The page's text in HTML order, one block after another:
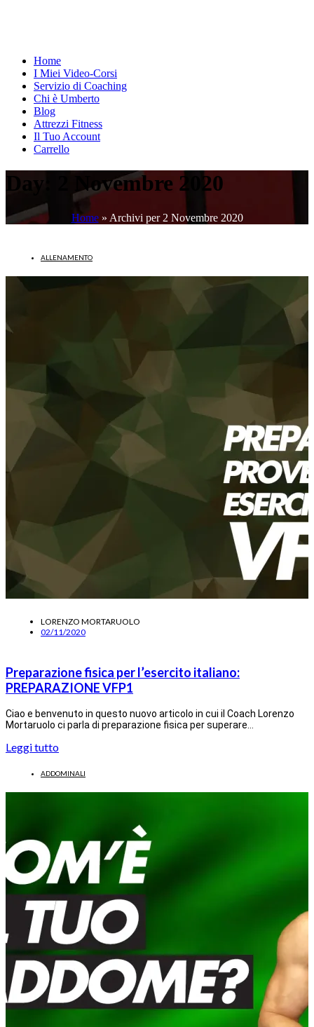
Home
I Miei Video-Corsi
Servizio di Coaching
Chi è Umberto
Blog
Attrezzi Fitness
Il Tuo Account
Carrello
Day: 2 Novembre 2020
Home» Archivi per 2 Novembre 2020
ALLENAMENTO
LORENZO MORTARUOLO
02/11/2020
Preparazione fisica per l’esercito italiano:
PREPARAZIONE VFP1
Ciao e benvenuto in questo nuovo articolo in cui il Coach Lorenzo
Mortaruolo ci parla di preparazione fisica per superare…
Leggi tutto
ADDOMINALI